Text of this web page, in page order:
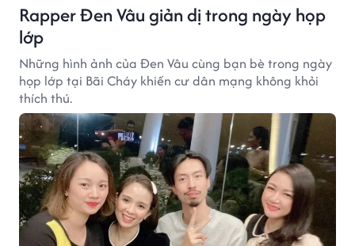
Rapper Đen Vâu giản dị trong ngày họp
lớp
Những hình ảnh của Đen Vâu cùng bạn bè trong ngày
họp lớp tại Bãi Cháy khiến cư dân mạng không khỏi
thích thú.